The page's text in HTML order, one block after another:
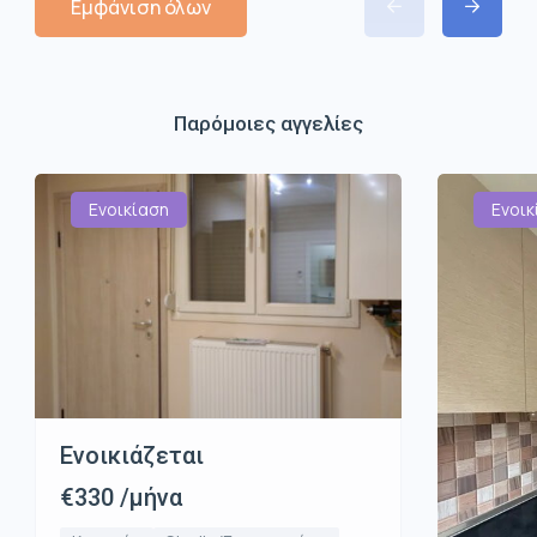
Εμφάνιση όλων
Παρόμοιες αγγελίες
Ενοικίαση
Ενοικιάζεται
€330 /μήνα